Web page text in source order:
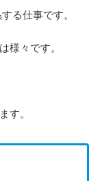
る仕事です。
様々です。
す。